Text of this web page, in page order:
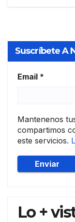
Suscríbete A
Email *
Mantenenos
compartimos
este servicios.
Lo +